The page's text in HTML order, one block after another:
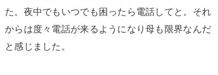
た。夜中でもいつでも困ったら電話してと。それ
からは度々電話が来るようになり母も限界なんだ
と感じました。